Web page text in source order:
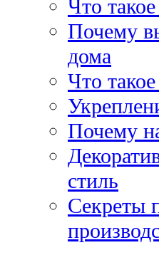
Что
Почему
дома
Что
Почему
стиль
Секреты